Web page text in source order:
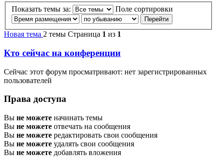
Показать темы за: Поле сортировки
Новая тема 2 темы Страница 1 из 1
Кто сейчас на конференции
Сейчас этот форум просматривают: нет зарегистрированных
пользователей
Права доступа
Вы не можете начинать темы
Вы не можете отвечать на сообщения
Вы не можете редактировать свои сообщения
Вы не можете удалять свои сообщения
Вы не можете добавлять вложения